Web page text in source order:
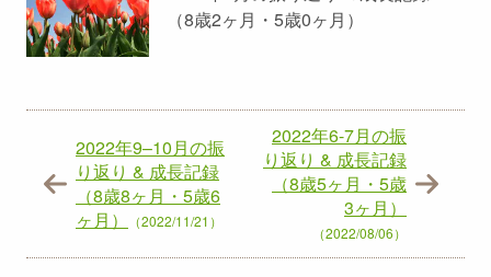
（8歳2ヶ月・5歳0ヶ月）
2022年9–10月の振
り返り & 成長記録
（8歳8ヶ月・5歳6
ヶ月）
（2022/11/21）
2022年6-7月の振
り返り & 成長記録
（8歳5ヶ月・5歳
3ヶ月）
（2022/08/06）